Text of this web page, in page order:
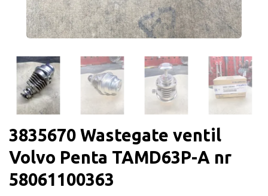
3835670 Wastegate ventil
Volvo Penta TAMD63P-A nr
58061100363